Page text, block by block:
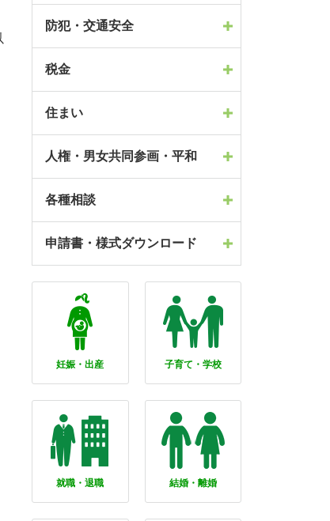
防犯・交通安全
税金
住まい
人権・男女共同参画・平和
各種相談
申請書・様式ダウンロード
妊娠・出産 子育て・学校
就職・退職 結婚・離婚